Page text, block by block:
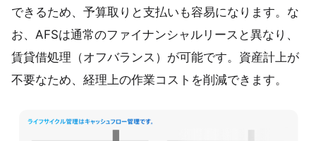
できるため、予算取りと支払いも容易になります。な
お、AFSは通常のファイナンシャルリースと異なり、
賃貸借処理（オフバランス）が可能です。資産計上が
不要なため、経理上の作業コストを削減できます。